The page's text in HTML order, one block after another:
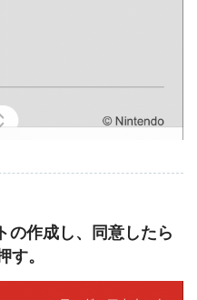
の作成し、同意したら
す。